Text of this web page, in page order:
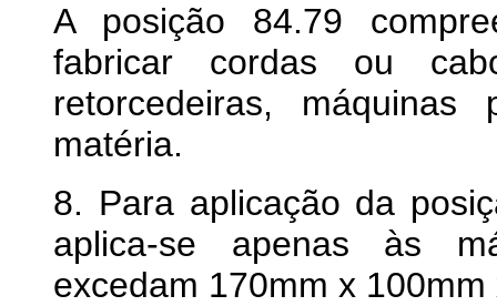
A posição 84.79
fabricar cordas ou
retorcedeiras,
matéria.
8. Para aplicação da
aplica-se apenas às
excedam 170mm x 100mm